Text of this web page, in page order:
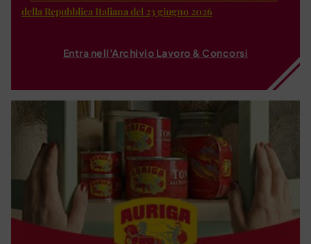
della Repubblica Italiana del 23 giugno 2026
Entra nell'Archivio Lavoro & Concorsi